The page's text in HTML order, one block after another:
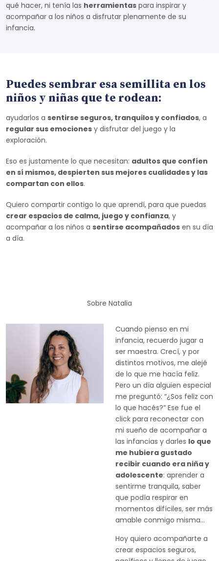
qué hacer, ni tenía las herramientas para inspirar y
acompañar a los niños a disfrutar plenamente de su
infancia.
Puedes sembrar esa semillita en los
niños y niñas que te rodean:
ayudarlos a sentirse seguros, tranquilos y confiados, a
regular sus emociones y disfrutar del juego y la
exploración.
Eso es justamente lo que necesitan: adultos que confíen
en sí mismos, despierten sus mejores cualidades y las
compartan con ellos.
Quiero compartir contigo lo que aprendí, para que puedas
crear espacios de calma, juego y confianza, y
acompañar a los niños a sentirse acompañados en su día
a día.
Sobre Natalia
Cuando pienso en mi
infancia, recuerdo jugar a
ser maestra. Crecí, y por
distintos motivos, me alejé
de lo que me hacía feliz.
Pero un día alguien especial
me preguntó: “¿Sos feliz con
lo que hacés?” Ese fue el
click para reconectar con
mi sueño de acompañar a
las infancias y darles lo que
me hubiera gustado
recibir cuando era niña y
adolescente: aprender a
sentirme tranquila, saber
que podía respirar en
momentos difíciles, ser más
amable conmigo misma...
Hoy quiero acompañarte a
crear espacios seguros,